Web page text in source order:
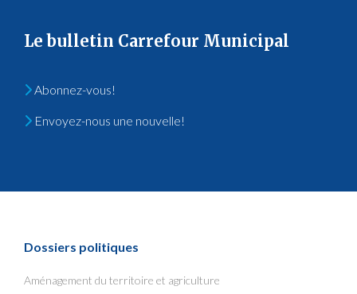
Le bulletin Carrefour Municipal
Abonnez-vous!
Envoyez-nous une nouvelle!
Dossiers politiques
Aménagement du territoire et agriculture